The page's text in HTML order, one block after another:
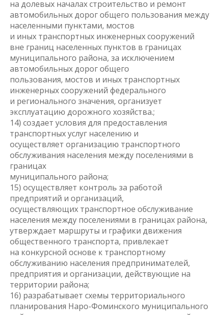
на долевых началах строительство и ремонт
автомобильных дорог общего пользования между
населенными пунктами, мостов
и иных транспортных инженерных сооружений
вне границ населенных пунктов в границах
муниципального района, за исключением
автомобильных дорог общего
пользования, мостов и иных транспортных
инженерных сооружений федерального
и регионального значения, организует
эксплуатацию дорожного хозяйства.;
14) создает условия для предоставления
транспортных услуг населению и
осуществляет организацию транспортного
обслуживания населения между поселениями в
границах
муниципального района;
15) осуществляет контроль за работой
предприятий и организаций,
осуществляющих транспортное обслуживание
населения между поселениями в границах района,
утверждает маршруты и графики движения
общественного транспорта, привлекает
на конкурсной основе к транспортному
обслуживанию населения предпринимателей,
предприятия и организации, действующие на
территории района;
16) разрабатывает схемы территориального
планирования Наро-Фоминского муниципального